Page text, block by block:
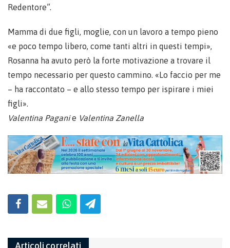
Redentore”.
Mamma di due figli, moglie, con un lavoro a tempo pieno
«e poco tempo libero, come tanti altri in questi tempi»,
Rosanna ha avuto però la forte motivazione a trovare il
tempo necessario per questo cammino. «Lo faccio per me
– ha raccontato – e allo stesso tempo per ispirare i miei
figli».
Valentina Paganie Valentina Zanella
Articoli correlati